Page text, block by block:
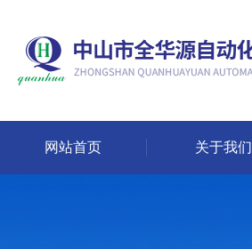
网站首页 关于我们